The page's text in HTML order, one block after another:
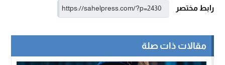
رابط مختصر
مقالات ذات صلة